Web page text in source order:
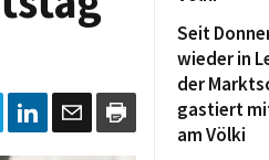
Seit
wieder in
der
gastiert
am Völki